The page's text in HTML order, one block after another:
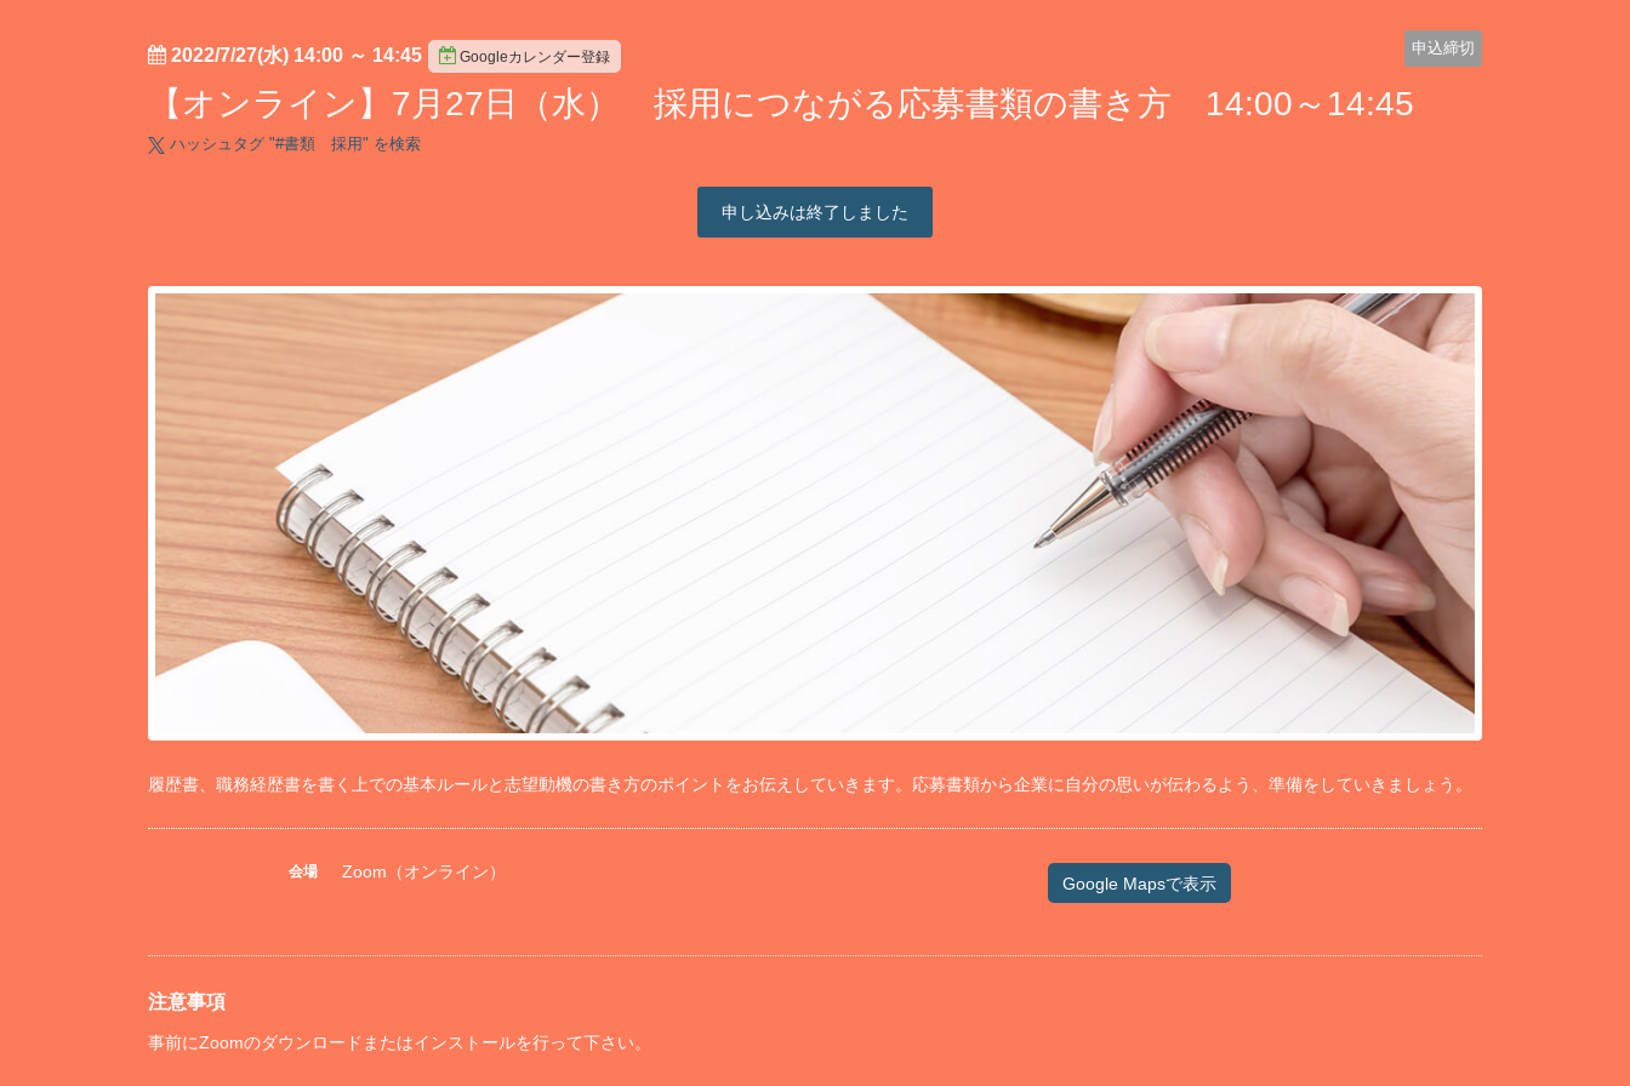
2022/7/27(水) 14:00 ～ 14:45 Googleカレンダー登録 申込締切
【オンライン】7月27日（水） 採用につながる応募書類の書き方 14:00～14:45
ハッシュタグ "#書類 採用" を検索
申し込みは終了しました
履歴書、職務経歴書を書く上での基本ルールと志望動機の書き方のポイントをお伝えしていきます。応募書類から企業に自分の思いが伝わるよう、準備をしていきましょう。
会場 Zoom（オンライン）
Google Mapsで表示
注意事項
事前にZoomのダウンロードまたはインストールを行って下さい。